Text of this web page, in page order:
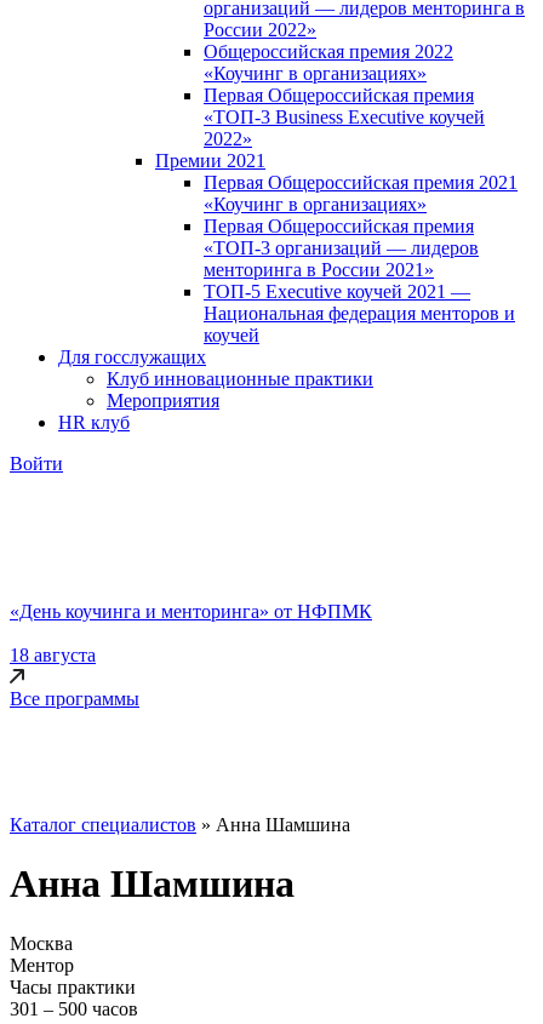
организаций — лидеров менторинга в
России 2022»
Общероссийская премия 2022
«Коучинг в организациях»
Первая Общероссийская премия
«ТОП-3 Business Executive коучей
2022»
Премии 2021
Первая Общероссийская премия 2021
«Коучинг в организациях»
Первая Общероссийская премия
«ТОП-3 организаций — лидеров
менторинга в России 2021»
ТОП-5 Executive коучей 2021 —
Национальная федерация менторов и
коучей
Для госслужащих
Клуб инновационные практики
Мероприятия
HR клуб
Войти
«День коучинга и менторинга» от НФПМК
18 августа
Все программы
Каталог специалистов » Анна Шамшина
Анна Шамшина
Москва
Ментор
Часы практики
301 – 500 часов